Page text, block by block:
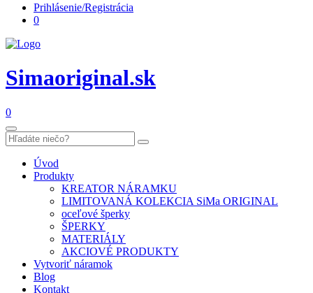
Prihlásenie/Registrácia
0
Simaoriginal.sk
0
Úvod
Produkty
KREATOR NÁRAMKU
LIMITOVANÁ KOLEKCIA SiMa ORIGINAL
oceľové šperky
ŠPERKY
MATERIÁLY
AKCIOVÉ PRODUKTY
Vytvoriť náramok
Blog
Kontakt